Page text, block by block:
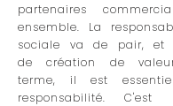
partenaires
ensemble. La
sociale va de pair,
de création de
terme, il est
responsabilité.